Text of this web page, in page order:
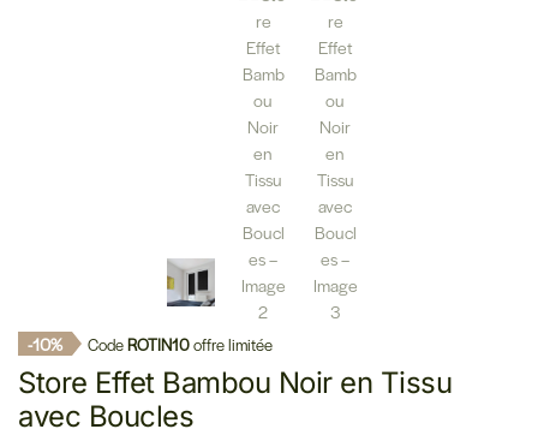
-10% CodeROTIN10offre limitée
Store Effet Bambou Noir en Tissu
avec Boucles